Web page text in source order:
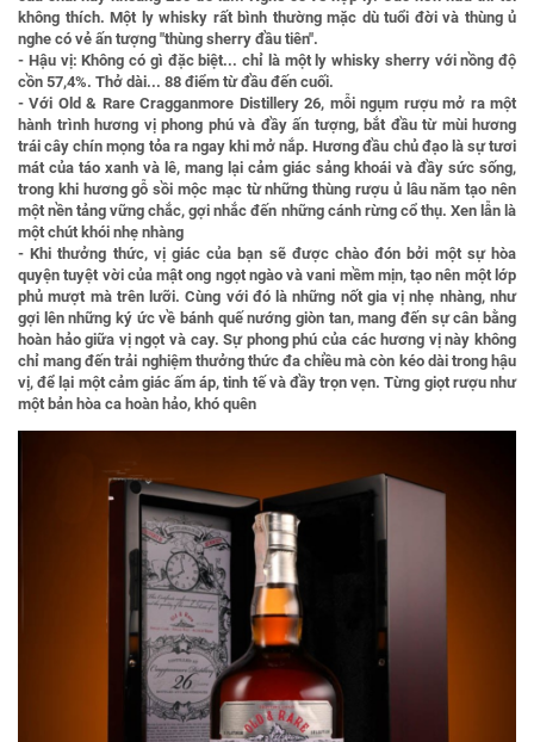
không thích. Một ly whisky rất bình thường mặc dù tuổi đời và thùng ủ
nghe có vẻ ấn tượng "thùng sherry đầu tiên".
- Hậu vị:Không có gì đặc biệt... chỉ là một ly whisky sherry với nồng độ
cồn 57,4%. Thở dài... 88 điểm từ đầu đến cuối.
- Với Old & Rare Cragganmore Distillery 26, mỗi ngụm rượu mở ra một
hành trình hương vị phong phú và đầy ấn tượng, bắt đầu từ mùi hương
trái cây chín mọng tỏa ra ngay khi mở nắp. Hương đầu chủ đạo là sự tươi
mát của táo xanh và lê, mang lại cảm giác sảng khoái và đầy sức sống,
trong khi hương gỗ sồi mộc mạc từ những thùng rượu ủ lâu năm tạo nên
một nền tảng vững chắc, gợi nhắc đến những cánh rừng cổ thụ. Xen lẫn là
một chút khói nhẹ nhàng
-Khi thưởng thức, vị giác của bạn sẽ được chào đón bởi một sự hòa
quyện tuyệt vời của mật ong ngọt ngào và vani mềm mịn, tạo nên một lớp
phủ mượt mà trên lưỡi. Cùng với đó là những nốt gia vị nhẹ nhàng, như
gợi lên những ký ức về bánh quế nướng giòn tan, mang đến sự cân bằng
hoàn hảo giữa vị ngọt và cay. Sự phong phú của các hương vị này không
chỉ mang đến trải nghiệm thưởng thức đa chiều mà còn kéo dài trong hậu
vị, để lại một cảm giác ấm áp, tinh tế và đầy trọn vẹn. Từng giọt rượu như
một bản hòa ca hoàn hảo, khó quên